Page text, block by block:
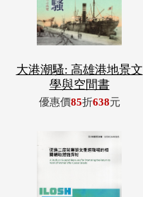
大港潮騷: 高雄港地景文
學與空間書
優惠價85折638元